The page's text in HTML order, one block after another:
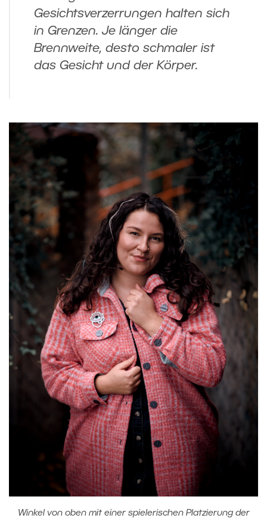
Gesichtsverzerrungen halten sich
in Grenzen. Je länger die
Brennweite, desto schmaler ist
das Gesicht und der Körper.
Winkel von oben mit einer spielerischen Platzierung der